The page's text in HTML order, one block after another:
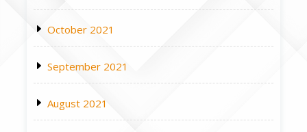
October 2021
September 2021
August 2021